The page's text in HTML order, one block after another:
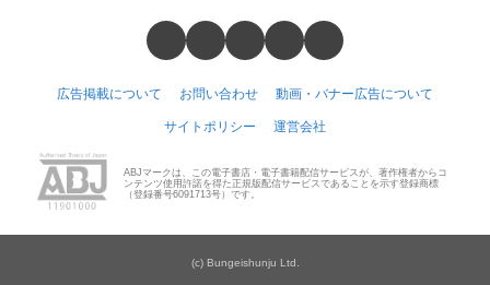
広告掲載について お問い合わせ 動画・バナー広告について
サイトポリシー 運営会社
ABJマークは、この電子書店・電子書籍配信サービスが、著作権者からコ
ンテンツ使用許諾を得た正規版配信サービスであることを示す登録商標
（登録番号6091713号）です。
(c) Bungeishunju Ltd.